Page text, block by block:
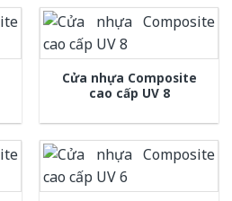
Cửa nhựa Composite
cao cấp UV 8